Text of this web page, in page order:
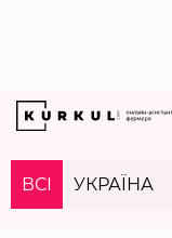
ВСІ УКРАЇНА